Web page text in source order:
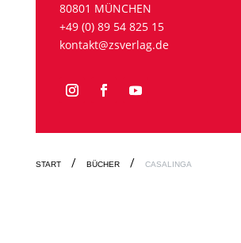
80801 MÜNCHEN
+49 (0) 89 54 825 15
kontakt@zsverlag.de
START BÜCHER CASALINGA